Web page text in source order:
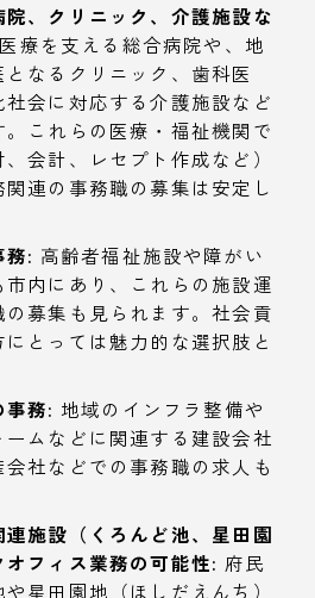
、クリニック、介護施設な
療を支える総合病院や、地
なるクリニック、歯科医
会に対応する介護施設など
これらの医療・福祉機関で
会計、レセプト作成など）
連の事務職の募集は安定し
務: 高齢者福祉施設や障がい
内にあり、これらの施設運
募集も見られます。社会貢
とっては魅力的な選択肢と
事務: 地域のインフラ整備や
ムなどに関連する建設会社
社などでの事務職の求人も
施設（くろんど池、星田園
フィス業務の可能性: 府民
星田園地（ほしだえんち）